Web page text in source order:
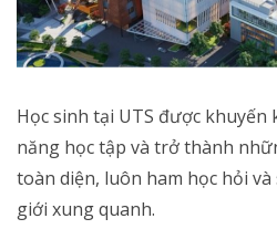
Học sinh tại UTS được khuyến
năng học tập và trở thành
toàn diện, luôn ham học hỏi
giới xung quanh.